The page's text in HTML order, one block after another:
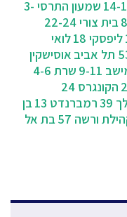
שמעון התרסי 3-
בית צורי 22-24
ליפסקי 18
לואי
אוסישקין
9-11
שרת 4-6
הקונגרס 24
רמברנדט 13
בן
ורשה 57
בת אל